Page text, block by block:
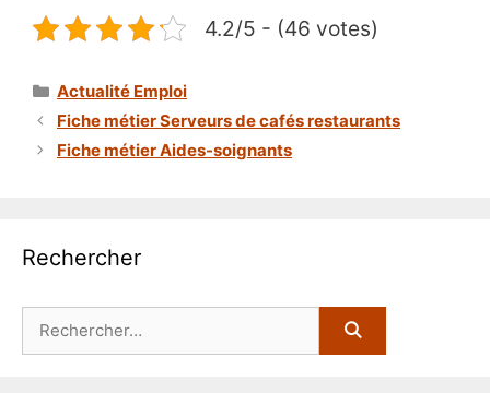
4.2/5 - (46 votes)
Catégories
Actualité Emploi
Fiche métier Serveurs de cafés restaurants
Fiche métier Aides-soignants
Rechercher